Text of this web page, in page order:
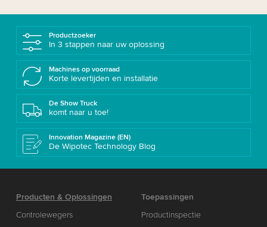
Productzoeker
In 3 stappen naar uw oplossing
Machines op voorraad
Korte levertijden en installatie
De Show Truck
komt naar u toe!
Innovation Magazine (EN)
De Wipotec Technology Blog
Producten & Oplossingen
Controlewegers
Toepassingen
Productinspectie